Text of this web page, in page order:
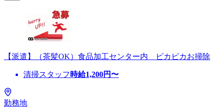
【派遣】（茶髪OK）食品加工センター内 ピカピカお掃除
清掃スタッフ 時給1,200円〜
勤務地